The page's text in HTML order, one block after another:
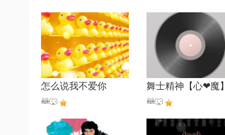
怎么说我不爱你
🦝🐺
舞士精神【心❤魔】
🦝🐺